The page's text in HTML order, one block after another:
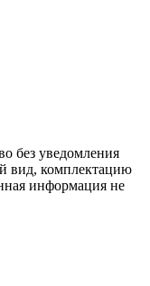
без уведомления
вид, комплектацию
информация не